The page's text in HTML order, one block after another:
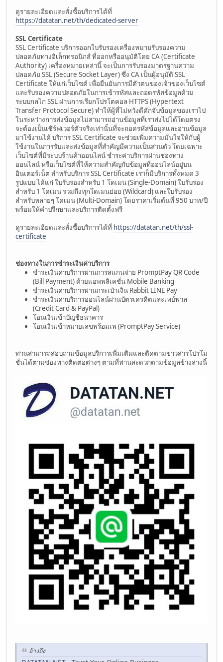
ดูรายละเอียดและสั่งซื้อบริการได้ที่
https://datatan.net/th/dedicated-server
SSL Certificate
SSL Certificate บริการออกใบรับรองเครื่องหมายรับรองความ
ปลอดภัยทางอิเล็กทรอนิกส์ ที่ออกหรืออนุมัติโดย CA (Certificate
Authority) เครื่องหมายเหล่านี้ จะเป็นการรับรองมาตรฐานความ
ปลอดภัย SSL (Secure Socket Layer) ซึ่ง CA เป็นผู้อนุมัติ SSL
Certificate ให้แก่เว็บไซต์ เพื่อยืนยันการมีตัวตนของเจ้าของเว็บไซต์
และรับรองความปลอดภัยในการเข้ารหัสและถอดรหัสข้อมูลด้วย
ระบบกลไก SSL ผ่านการเรียกโปรโตคอล HTTPS (Hypertext
Transfer Protocol Secure) ทำให้ผู้ที่ไม่หวังดีดักจับข้อมูลของเราไป
ในระหว่างการส่งข้อมูลไม่สามารถอ่านข้อมูลที่เราส่งไปได้โดยตรง
จะต้องเป็นเซิร์ฟเวอร์ตัวจริงเท่านั้นที่จะถอดรหัสข้อมูลและอ่านข้อมูล
มาใช้งานได้ บริการ SSL Certificate จะช่วยเพิ่มความมั่นใจให้กับผู้
ใช้งานในการรับและส่งข้อมูลที่สำคัญมีความเป็นส่วนตัว โดยเฉพาะ
เว็บไซต์ที่มีระบบร้านค้าออนไลน์ ชำระค่าบริการผ่านช่องทาง
ออนไลน์ หรือเว็บไซต์ที่ให้ความสำคัญกับข้อมูลที่ออนไลน์อยู่บน
อินเตอร์เน็ต สำหรับบริการ SSL Certificate เราก็มีบริการทั้งหมด 3
รูปแบบ ได้แก่ ใบรับรองสำหรับ 1 โดเมน (Single-Domain) ใบรับรอง
สำหรับ 1 โดเมน รวมถึงทุกโดเมนย่อย (Wildcard) และใบรับรอง
สำหรับหลายๆ โดเมน (Multi-Domain) โดยราคาเริ่มต้นที่ 950 บาท/ปี
พร้อมให้คำปรึกษาและบริการติดตั้งฟรี
ดูรายละเอียดและสั่งซื้อบริการได้ที่ https://datatan.net/th/ssl-
certificate
ช่องทางในการชำระเงินค่าบริการ
ชำระเงินค่าบริการผ่านการสแกนจ่าย PromptPay QR Code
(Bill Payment) ด้วยแอพพลิเคชั่น Mobile Banking
ชำระเงินค่าบริการผ่านกระเป๋าเงิน Rabbit LINE Pay
ชำระเงินค่าบริการออนไลน์ผ่านบัตรเครดิตและเพย์พาล
(Credit Card & PayPal)
โอนเงินเข้าบัญชีธนาคาร
โอนเงินเข้าหมายเลขพร้อมเพ (PromptPay Service)
ท่านสามารถสอบถามข้อมูลบริการเพิ่มเติมและติดตามข่าวสารโปรโม
ชั่นได้ตามช่องทางติดต่อต่างๆ ตามที่ท่านสะดวกตามข้อมูลข้างล่างนี้
อ้างถึง